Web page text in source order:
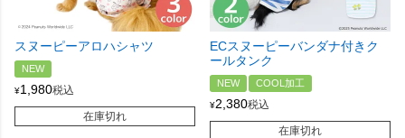
スヌーピーアロハシャツ
NEW
¥1,980税込
在庫切れ
ECスヌーピーバンダナ付きク
ールタンク
NEW COOL加工
¥2,380税込
在庫切れ